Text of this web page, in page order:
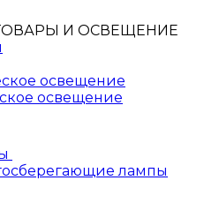
И ОСВЕЩЕНИЕ
освещение
освещение
лампы